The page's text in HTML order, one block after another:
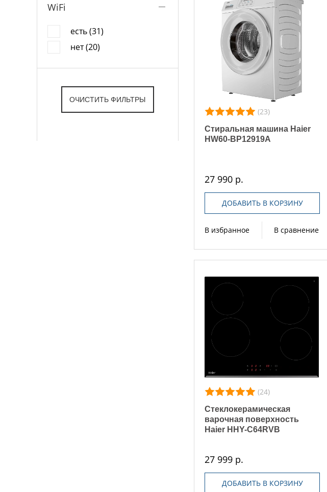
WiFi
есть (31)
нет (20)
(23)
Стиральная машина Haier
HW60-BP12919A
27 990 р.
ДОБАВИТЬ В КОРЗИНУ
В избранное В сравнение
(24)
Стеклокерамическая
варочная поверхность
Haier HHY-C64RVB
27 999 р.
ДОБАВИТЬ В КОРЗИНУ